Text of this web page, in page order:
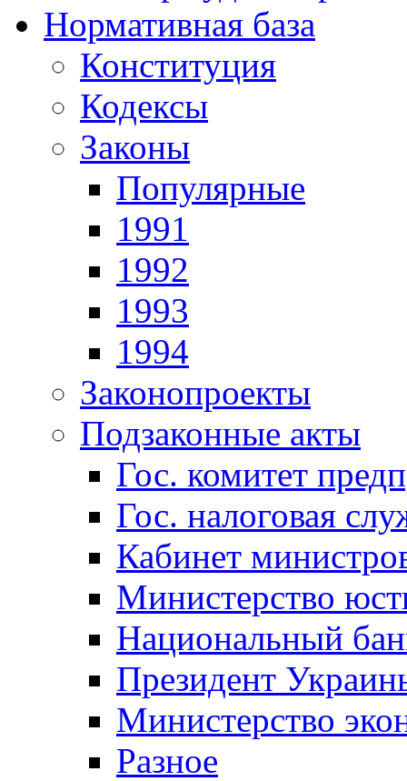
Нормативная база
Конституция
Кодексы
Законы
Популярные
1991
1992
1993
1994
Законопроекты
Подзаконные акты
Гос. комитет
Гос. налоговая
Кабинет
Министерство
Национальный
Президент
Министерство
Разное